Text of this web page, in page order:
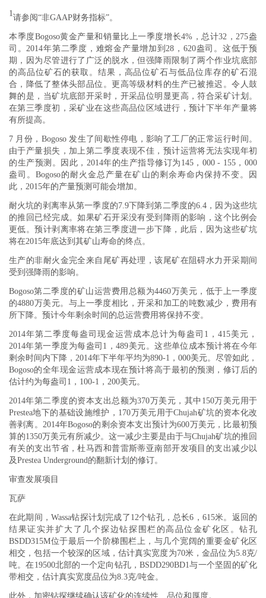
1 请参阅“非GAAP财务指标”。
本季度Bogoso黄金产量和销量比上一季度增长4%，总计32，275盎
司。2014年第二季度，难熔金产量增加到28，620盎司。这低于预
期，因为尽管进行了广泛的脱水，但强降雨限制了两个作业坑底部
的高品位矿石的获取。结果，高品位矿石与低品位库存的矿石混
合，降低了整体头部品位。更高等级材料的生产已被推迟。令人鼓
舞的是，当矿坑底部开采时，开采品位明显更高，符合采矿计划。
在第三季度初，采矿业在这些高品位区域进行，预计下半年产量将
有所提高。
7 月份，Bogoso 发生了间歇性停电，影响了工厂的正常运行时间。
由于产量损失，加上第二季度表现不佳，预计运营将无法实现年初
的生产预测。因此，2014年的生产指导修订为145，000 - 155，000
盎司。Bogoso的耐火金总产量在矿山的剩余寿命内保持不变。因
此，2015年的产量预测可能会增加。
耐火坑的剥离率从第一季度的7.9下降到第二季度的6.4，因为这些坑
的推回已经完成。如果矿石开采没有受到降雨的影响，这个比例会
更低。预计剥离率将在第三季度进一步下降，此后，因为这些矿坑
将在2015年底达到其矿山寿命的终点。
生产的非耐火金完全来自尾矿再处理，该尾矿在阻碍水力开采期间
受到强降雨的影响。
Bogoso第二季度的矿山运营费用总额为4460万美元，低于上一季度
的4880万美元。与上一季度相比，开采和加工的吨数减少，费用有
所下降。预计今年剩余时间的总运营费用将保持不变。
2014年第二季度每盎司现金运营成本总计为每盎司1，415美元，
2014年第一季度为每盎司1，489美元。这些单位成本预计将在今年
剩余时间内下降，2014年下半年平均为890-1，000美元。尽管如此，
Bogoso的全年现金运营成本现在预计将高于最初的预测，修订后的
估计约为每盎司1，100-1，200美元。
2014年第二季度的资本支出总额为370万美元，其中150万美元用于
Prestea地下的基础设施维护，170万美元用于Chujah矿坑的资本化改
善剥离。2014年Bogoso的剩余资本支出预计为600万美元，比最初预
算的1350万美元有所减少。这一减少主要是由于与Chujah矿坑的推回
有关的支出节省，杜马西和普雷斯蒂亚南部开发项目的支出减少以
及Prestea Underground的翻新计划的修订。
审查发展项目
瓦萨
在此期间，Wassa钻探计划完成了12个钻孔，总长6，615米。返回的
结果证实并扩大了几个探边钻探围栏的高品位金矿化区。钻孔
BSDD315M位于最后一个阶梯围栏上，与几个宽阔的重要金矿化区
相交，包括一个较深的区域，估计真实宽度为70米，金品位为5.8克/
吨。在19500北部的一个定向钻孔，BSDD290BD1与一个坚固的矿化
带相交，估计真实宽度品位为8.3克/吨金。
此外，加密钻探继续确认该矿化的连续性、品位和厚度。